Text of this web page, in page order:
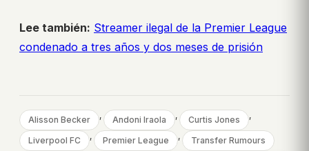
Lee también: Streamer ilegal de la Premier League
condenado a tres años y dos meses de prisión
Alisson Becker , Andoni Iraola , Curtis Jones ,
Liverpool FC , Premier League , Transfer Rumours